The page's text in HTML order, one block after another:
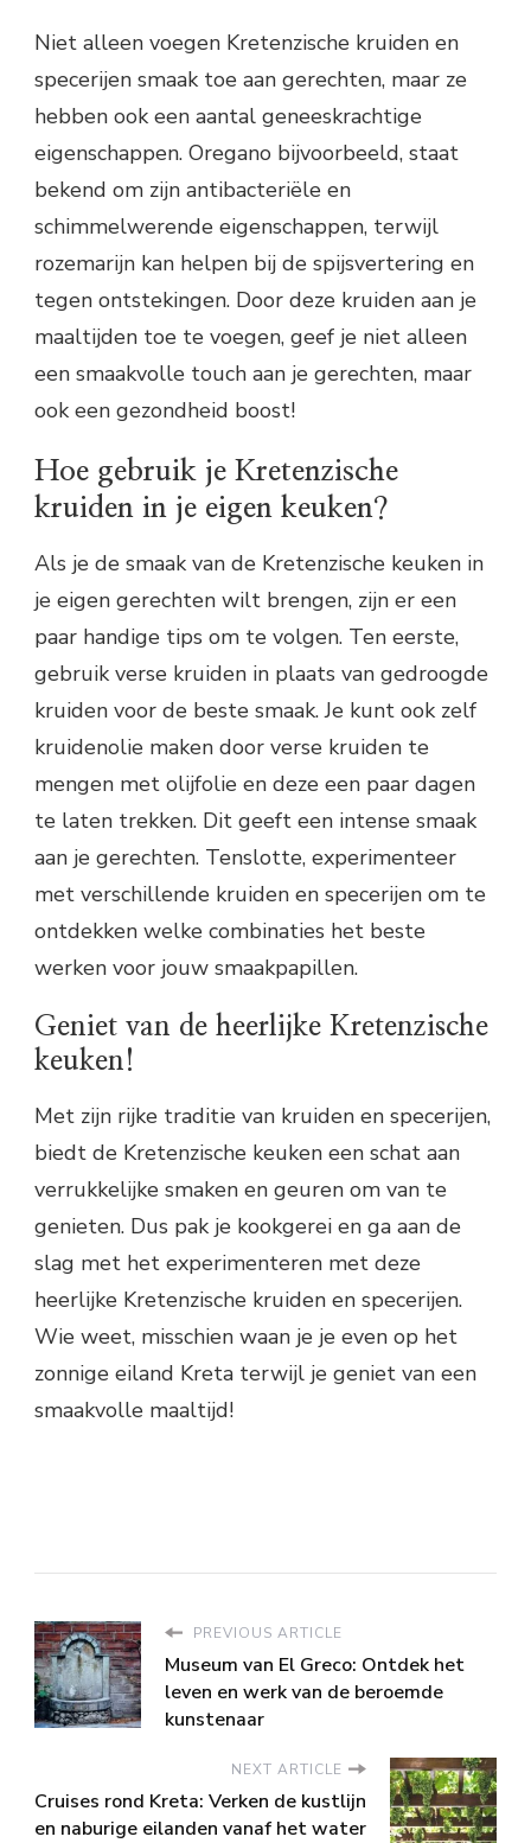
Niet alleen voegen Kretenzische kruiden en
specerijen smaak toe aan gerechten, maar ze
hebben ook een aantal geneeskrachtige
eigenschappen. Oregano bijvoorbeeld, staat
bekend om zijn antibacteriële en
schimmelwerende eigenschappen, terwijl
rozemarijn kan helpen bij de spijsvertering en
tegen ontstekingen. Door deze kruiden aan je
maaltijden toe te voegen, geef je niet alleen
een smaakvolle touch aan je gerechten, maar
ook een gezondheid boost!
Hoe gebruik je Kretenzische
kruiden in je eigen keuken?
Als je de smaak van de Kretenzische keuken in
je eigen gerechten wilt brengen, zijn er een
paar handige tips om te volgen. Ten eerste,
gebruik verse kruiden in plaats van gedroogde
kruiden voor de beste smaak. Je kunt ook zelf
kruidenolie maken door verse kruiden te
mengen met olijfolie en deze een paar dagen
te laten trekken. Dit geeft een intense smaak
aan je gerechten. Tenslotte, experimenteer
met verschillende kruiden en specerijen om te
ontdekken welke combinaties het beste
werken voor jouw smaakpapillen.
Geniet van de heerlijke Kretenzische
keuken!
Met zijn rijke traditie van kruiden en specerijen,
biedt de Kretenzische keuken een schat aan
verrukkelijke smaken en geuren om van te
genieten. Dus pak je kookgerei en ga aan de
slag met het experimenteren met deze
heerlijke Kretenzische kruiden en specerijen.
Wie weet, misschien waan je je even op het
zonnige eiland Kreta terwijl je geniet van een
smaakvolle maaltijd!
PREVIOUS ARTICLE
Museum van El Greco: Ontdek het
leven en werk van de beroemde
kunstenaar
NEXT ARTICLE
Cruises rond Kreta: Verken de kustlijn
en naburige eilanden vanaf het water